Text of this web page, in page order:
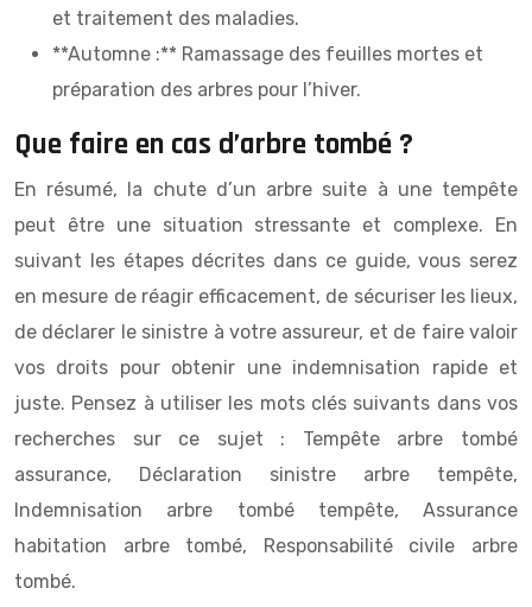
et traitement des maladies.
**Automne :** Ramassage des feuilles mortes et
préparation des arbres pour l’hiver.
Que faire en cas d’arbre tombé ?
En résumé, la chute d’un arbre suite à une tempête
peut être une situation stressante et complexe. En
suivant les étapes décrites dans ce guide, vous serez
en mesure de réagir efficacement, de sécuriser les lieux,
de déclarer le sinistre à votre assureur, et de faire valoir
vos droits pour obtenir une indemnisation rapide et
juste. Pensez à utiliser les mots clés suivants dans vos
recherches sur ce sujet : Tempête arbre tombé
assurance, Déclaration sinistre arbre tempête,
Indemnisation arbre tombé tempête, Assurance
habitation arbre tombé, Responsabilité civile arbre
tombé.